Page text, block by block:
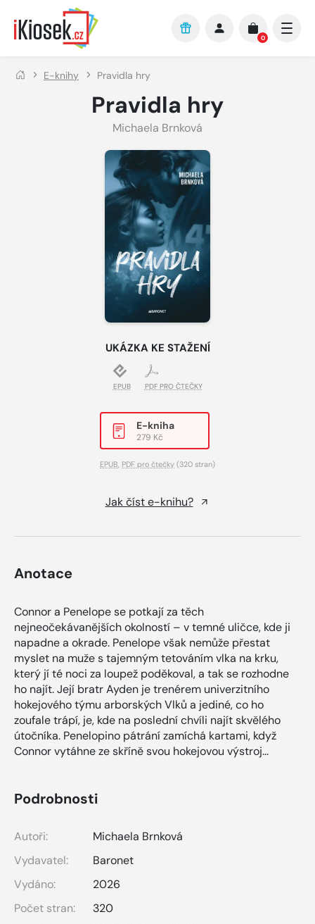
Přejít na hlavní obsah
0
E-knihy Pravidla hry
Pravidla hry
Michaela Brnková
UKÁZKA KE STAŽENÍ
EPUB PDF PRO ČTEČKY
E-kniha
279 Kč
EPUB, PDF pro čtečky (320 stran)
Jak číst e-knihu?
Anotace
Connor a Penelope se potkají za těch
nejneočekávanějších okolností – v temné uličce, kde ji
napadne a okrade. Penelope však nemůže přestat
myslet na muže s tajemným tetováním vlka na krku,
který jí té noci za loupež poděkoval, a tak se rozhodne
ho najít. Její bratr Ayden je trenérem univerzitního
hokejového týmu arborských Vlků a jediné, co ho
zoufale trápí, je, kde na poslední chvíli najít skvělého
útočníka. Penelopino pátrání zamíchá kartami, když
Connor vytáhne ze skříně svou hokejovou výstroj...
Podrobnosti
Autoři:
Michaela Brnková
Vydavatel:
Baronet
Vydáno:
2026
Počet stran:
320